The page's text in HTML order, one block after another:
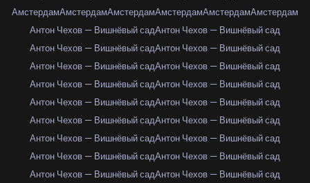
АмстердамАмстердамАмстердамАмстердамАмстердамАмстердам
Антон Чехов — Вишнёвый садАнтон Чехов — Вишнёвый сад
Антон Чехов — Вишнёвый садАнтон Чехов — Вишнёвый сад
Антон Чехов — Вишнёвый садАнтон Чехов — Вишнёвый сад
Антон Чехов — Вишнёвый садАнтон Чехов — Вишнёвый сад
Антон Чехов — Вишнёвый садАнтон Чехов — Вишнёвый сад
Антон Чехов — Вишнёвый садАнтон Чехов — Вишнёвый сад
Антон Чехов — Вишнёвый садАнтон Чехов — Вишнёвый сад
Антон Чехов — Вишнёвый садАнтон Чехов — Вишнёвый сад
Антон Чехов — Вишнёвый садАнтон Чехов — Вишнёвый сад